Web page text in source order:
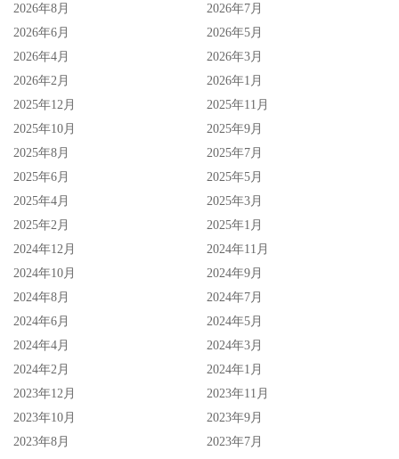
2026年8月
2026年7月
2026年6月
2026年5月
2026年4月
2026年3月
2026年2月
2026年1月
2025年12月
2025年11月
2025年10月
2025年9月
2025年8月
2025年7月
2025年6月
2025年5月
2025年4月
2025年3月
2025年2月
2025年1月
2024年12月
2024年11月
2024年10月
2024年9月
2024年8月
2024年7月
2024年6月
2024年5月
2024年4月
2024年3月
2024年2月
2024年1月
2023年12月
2023年11月
2023年10月
2023年9月
2023年8月
2023年7月